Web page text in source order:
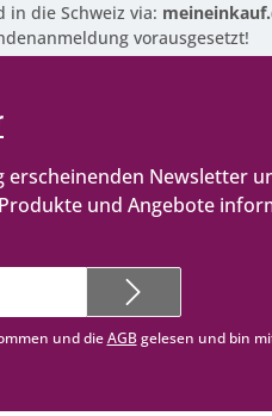
in die Schweiz via:
vorausgesetzt!
Newsletter
und Angebote
und dieAGBgelesen und bin